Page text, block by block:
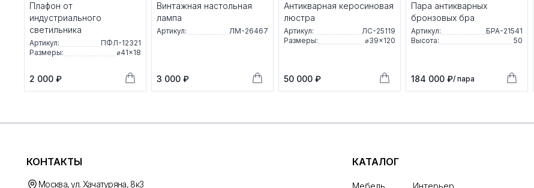
Плафон от
индустриального
светильника
Артикул:
ПФЛ-12321
Размеры:
⌀41×18
2 000 ₽
Винтажная настольная
лампа
Артикул: ЛМ-26467
3 000 ₽
Антикварная керосиновая
люстра
Артикул:
ЛС-25119
Размеры:
⌀39×120
50 000 ₽
Пара антикварных
бронзовых бра
Артикул:
БРА-21541
Высота:
50
184 000 ₽/ пара
КОНТАКТЫ
Москва, ул. Хачатуряна, 8к3
КАТАЛОГ